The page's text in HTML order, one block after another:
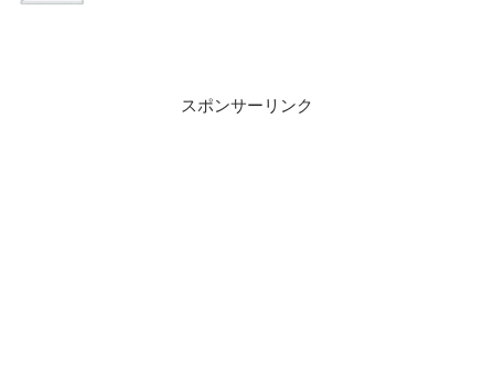
スポンサーリンク